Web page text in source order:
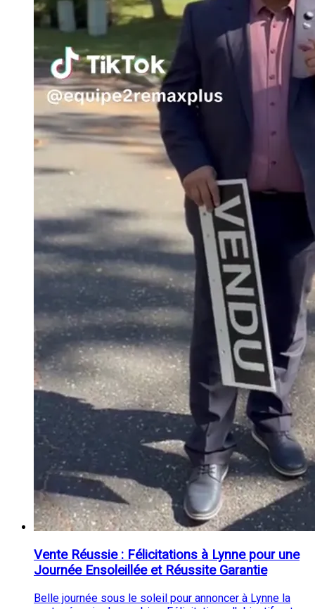
Vente Réussie : Félicitations à Lynne pour une
Journée Ensoleillée et Réussite Garantie
Belle journée sous le soleil pour annoncer à Lynne la